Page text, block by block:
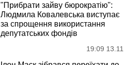
"Прибрати зайву бюрократію":
Людмила Ковалевська виступає
за спрощення використання
депутатських фондів
19:09 13.11